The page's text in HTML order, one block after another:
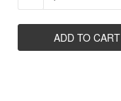
ADD TO CART